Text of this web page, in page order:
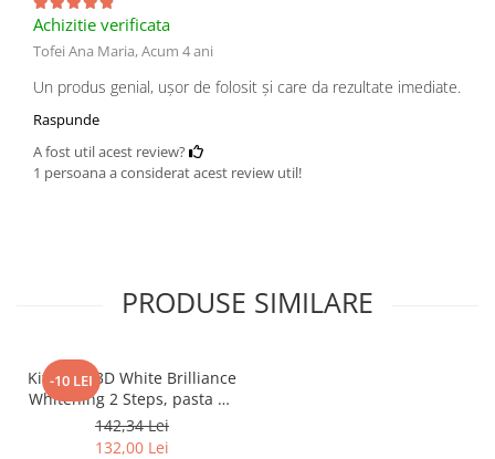
Achizitie verificata
Tofei Ana Maria,Acum 4 ani
Un produs genial, ușor de folosit și care da rezultate imediate.
Raspunde
A fost util acest review?
1 persoana a considerat acest review util!
PRODUSE SIMILARE
-10 LEI
Kit Crest 3D White Brilliance
Whitening 2 Steps, pasta de
dinți 113 g si gel de albire
65 g
142,34 Lei
132,00 Lei